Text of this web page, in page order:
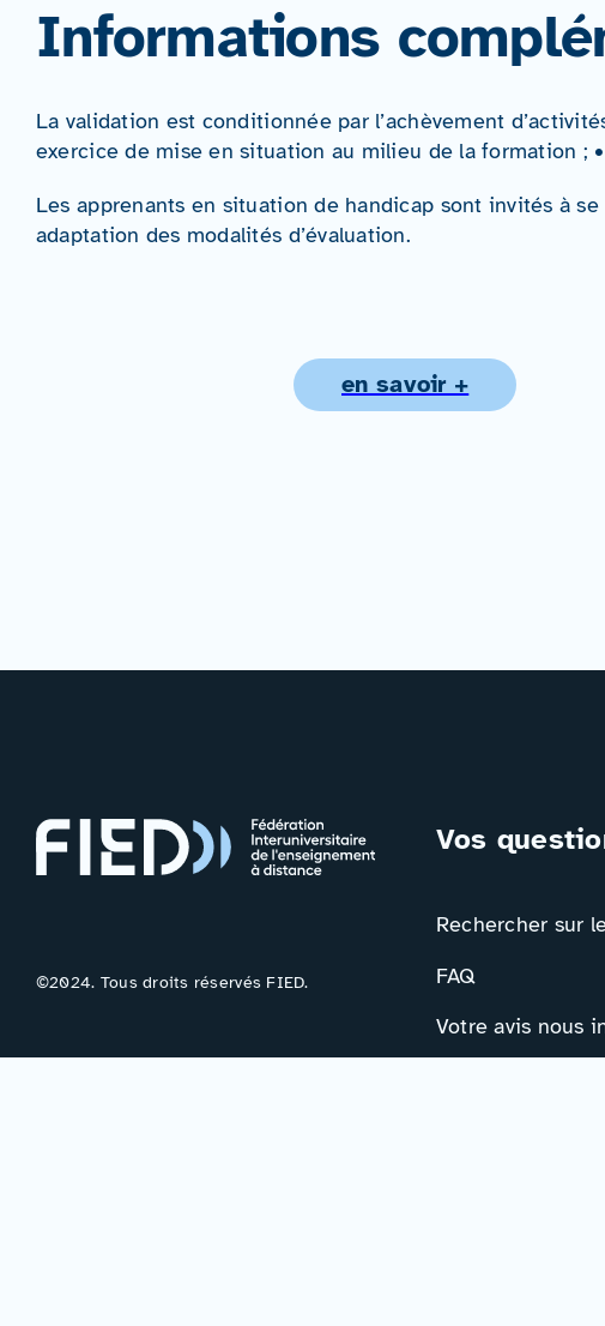
Informations
La validation est conditionnée par l’achèvement
exercice de mise en situation au milieu de la formation ;
Les apprenants en situation de handicap sont invités à
adaptation des modalités d’évaluation.
en savoir +
©2024. Tous droits réservés FIED.
Vos
Rechercher sur
FAQ
Votre avis nous